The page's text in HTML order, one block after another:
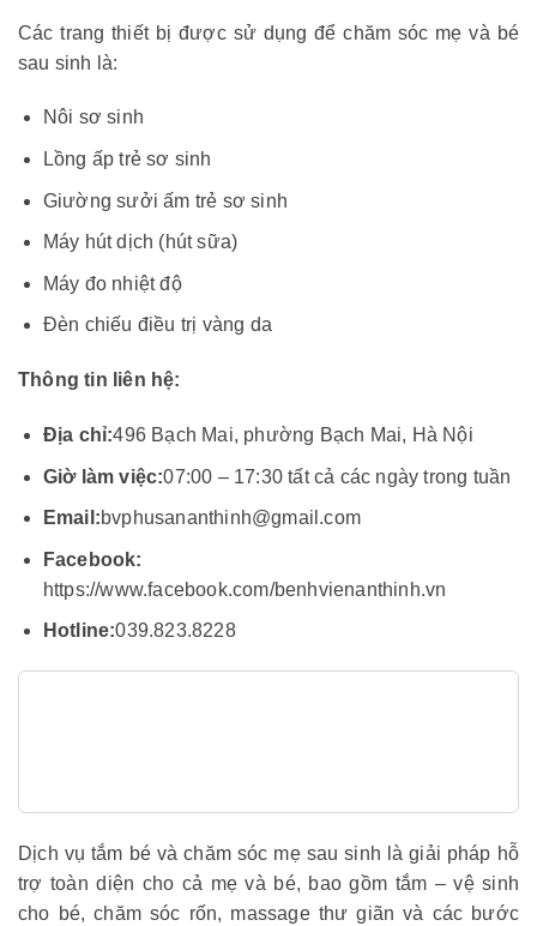
Các trang thiết bị được sử dụng để chăm sóc mẹ và bé
sau sinh là:
Nôi sơ sinh
Lồng ấp trẻ sơ sinh
Giường sưởi ấm trẻ sơ sinh
Máy hút dịch (hút sữa)
Máy đo nhiệt độ
Đèn chiếu điều trị vàng da
Thông tin liên hệ:
Địa chỉ:496 Bạch Mai, phường Bạch Mai, Hà Nội
Giờ làm việc:07:00 – 17:30 tất cả các ngày trong tuần
Email:bvphusananthinh@gmail.com
Facebook:
https://www.facebook.com/benhvienanthinh.vn
Hotline:039.823.8228
Dịch vụ tắm bé và chăm sóc mẹ sau sinh là giải pháp hỗ
trợ toàn diện cho cả mẹ và bé, bao gồm tắm – vệ sinh
cho bé, chăm sóc rốn, massage thư giãn và các bước